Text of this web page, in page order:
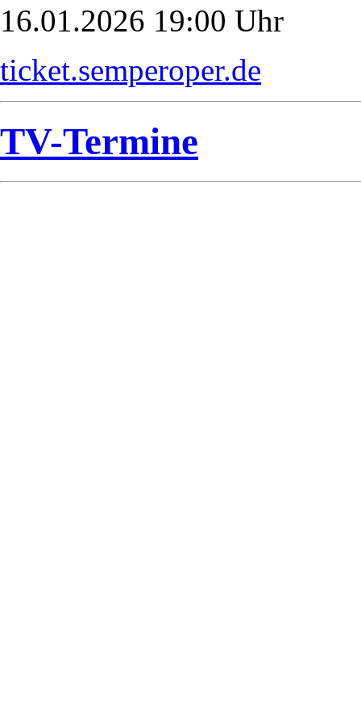
16.01.2026 19:00 Uhr
ticket.semperoper.de
TV-Termine